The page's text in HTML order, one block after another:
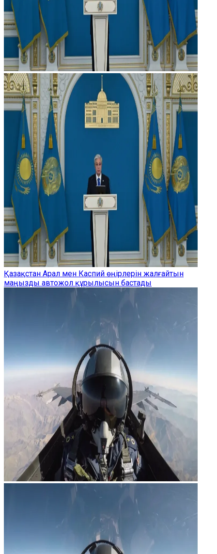
Қазақстан Арал мен Каспий өңірлерін жалғайтын
маңызды автожол құрылысын бастады